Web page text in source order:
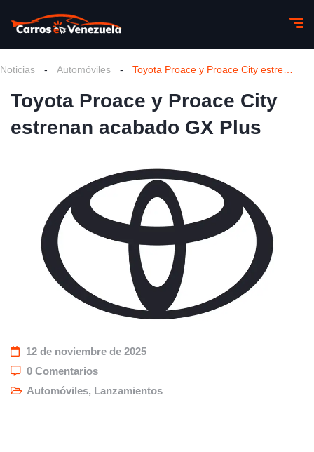
Noticias - Automóviles -
Toyota Proace y Proace City
estrenan acabado GX Plus
12 de noviembre de 2025
0 Comentarios
Automóviles, Lanzamientos